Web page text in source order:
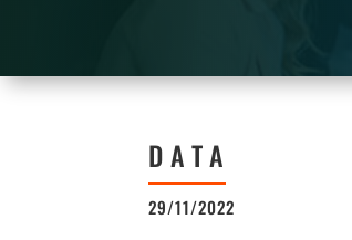
DATA
29/11/2022